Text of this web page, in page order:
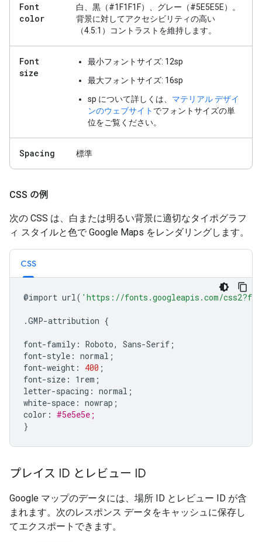
Font
color
白、黒（#1F1F1F）、グレー（#5E5E5E）。
背景に対してアクセシビリティの高い
（4.5:1）コントラストを維持します。
Font
size
最小フォントサイズ: 12sp
最大フォントサイズ: 16sp
sp について詳しくは、 マテリアル デザイ
ンのウェブサイト でフォントサイズの単
位をご覧ください。
Spacing 標準
CSS の例
次の CSS は、白または明るい背景に適切なタイポグラフ
ィ スタイルと色で Google Maps をレンダリングします。
CSS
@import url( 'https://fonts.googleapis.com/
.GMP-attribution {
font-family: Roboto, Sans-Serif ;
font-style: normal ;
font-weight:
400 ;
font-size:
1rem ;
letter-spacing: normal ;
white-space: nowrap ;
color: #5e5e5e;
}
プレイス ID とレビュー ID
Google マップのデータには、場所 ID とレビュー ID が含
まれます。次のレスポンス データをキャッシュに保存し
てエクスポートできます。